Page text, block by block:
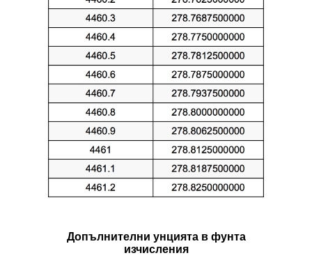
Допълнителни унцията в фунтa
изчисления